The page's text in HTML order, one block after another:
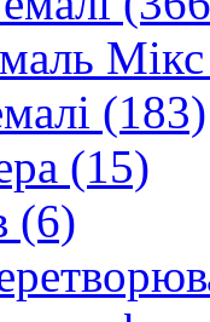
(183)
(15)
(6)